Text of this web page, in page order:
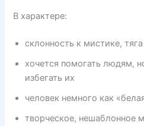
В характере:
склонность к мистике,
хочется помогать людям,
избегать их
человек немного как
творческое, нешаблонное